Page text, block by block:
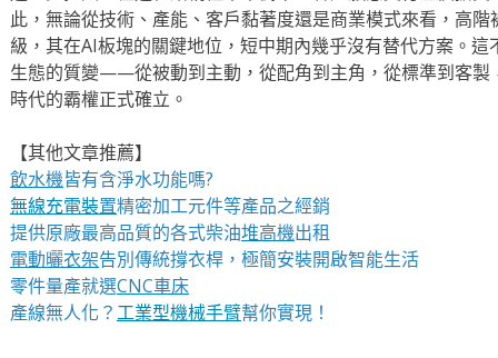
此，無論從技術、產能、客戶黏著度還是商業模式來看，高
級，其在AI板塊的關鍵地位，短中期內幾乎沒有替代方案。
生態的質變——從被動到主動，從配角到主角，從標準到客製
時代的霸權正式確立。
【其他文章推薦】
飲水機皆有含淨水功能嗎?
無線充電裝置精密加工元件等產品之經銷
提供原廠最高品質的各式柴油堆高機出租
電動曬衣架告別傳統撐衣桿，極簡安裝開啟智能生活
零件量產就選CNC車床
產線無人化？工業型機械手臂幫你實現！